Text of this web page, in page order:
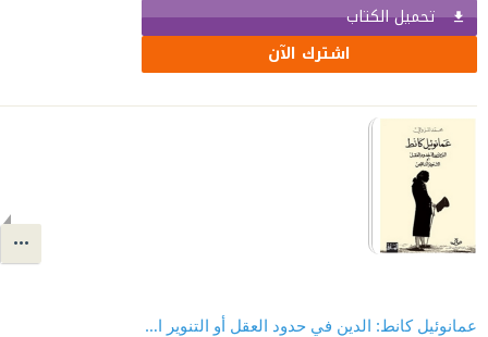
تحميل الكتاب
اشترك الآن
عمانوئيل كانط: الدين في حدود العقل أو التنوير الناقص